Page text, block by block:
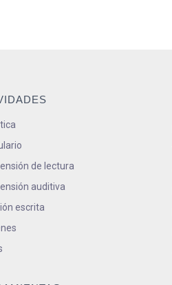
de lectura
auditiva
escrita